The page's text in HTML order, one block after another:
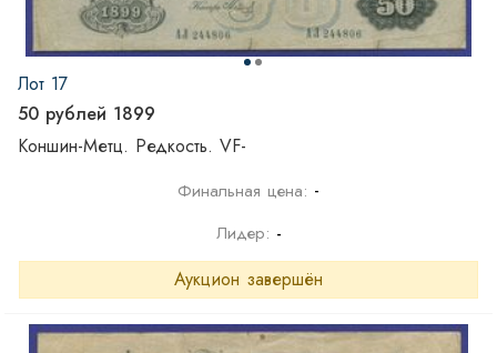
Лот 17
50 рублей 1899
Коншин-Метц. Редкость. VF-
Финальная цена: -
Лидер: -
Аукцион завершён